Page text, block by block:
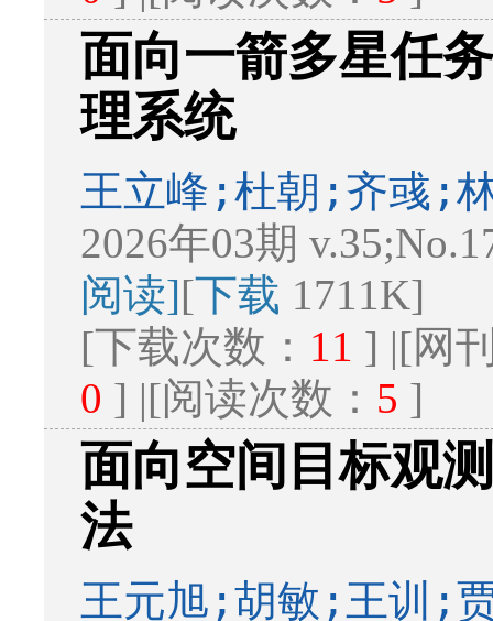
面向一箭多星任
理系统
王立峰;杜朝;齐彧;
2026年03期
阅读][下载 1711K]
[下载次数： 11 ] |[网
0 ] |[阅读次数： 5 ]
面向空间目标观
法
王元旭;胡敏;王训;